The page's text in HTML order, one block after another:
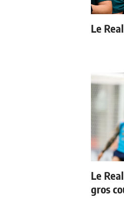
Le
Le
gros